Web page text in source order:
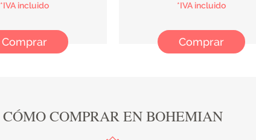
*IVA incluido
Comprar
*IVA incluido
Comprar
CÓMO COMPRAR EN BOHEMIAN